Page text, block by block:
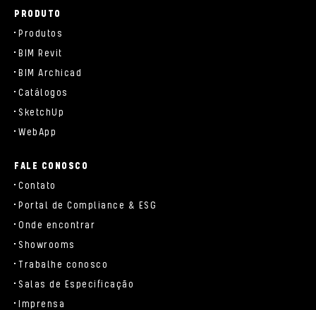
PRODUTO
Produtos
BIM Revit
BIM Archicad
Catálogos
SketchUp
WebApp
FALE CONOSCO
Contato
Portal de Compliance & ESG
Onde encontrar
Showrooms
Trabalhe conosco
Salas de Especificação
Imprensa